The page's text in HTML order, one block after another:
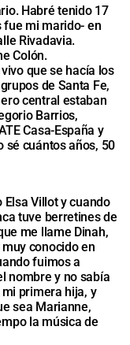
Habré tenido 17
fue mi marido- en
Rivadavia.
Colón.
que se hacía los
de Santa Fe,
central estaban
Barrios,
Casa-España y
sé cuántos años, 50
Villot y cuando
tuve berretines de
me llame Dinah,
conocido en
fuimos a
nombre y no sabía
primera hija, y
sea Marianne,
la música de